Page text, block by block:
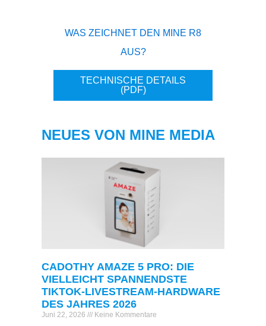
WAS ZEICHNET DEN MINE R8
AUS?
TECHNISCHE DETAILS
(PDF)
NEUES VON MINE MEDIA
CADOTHY AMAZE 5 PRO: DIE
VIELLEICHT SPANNENDSTE
TIKTOK-LIVESTREAM-HARDWARE
DES JAHRES 2026
Juni 22, 2026 Keine Kommentare